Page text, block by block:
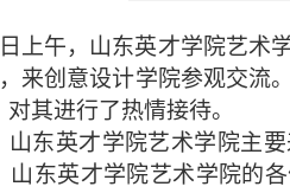
上午，山东英才学院艺术
来创意设计学院参观交流
对其进行了热情接待。
山东英才学院艺术学院主
山东英才学院艺术学院的